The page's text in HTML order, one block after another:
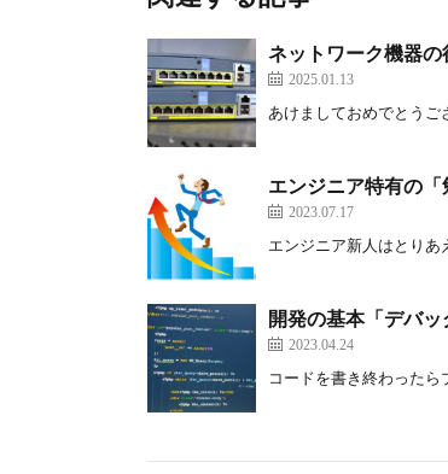
ネットワーク機器の
2025.01.13
あけましておめでとう
エンジニア特有の「
2023.07.17
エンジニア新人はとり
開発の基本「デバ
2023.04.24
コードを書き終わった